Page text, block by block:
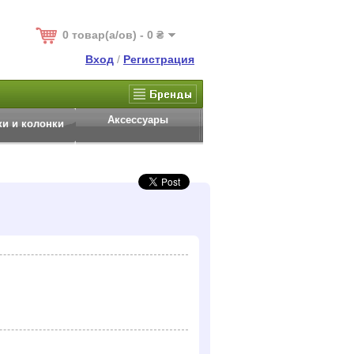
0 товар(а/ов) - 0 ₴
Вход / Регистрация
и колонки Аксессуары